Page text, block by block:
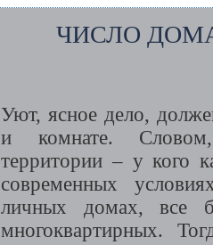
ЧИСЛО
Уют, ясное дело,
и комнате.
территории – у кого
современных
личных домах, все
многоквартирных.